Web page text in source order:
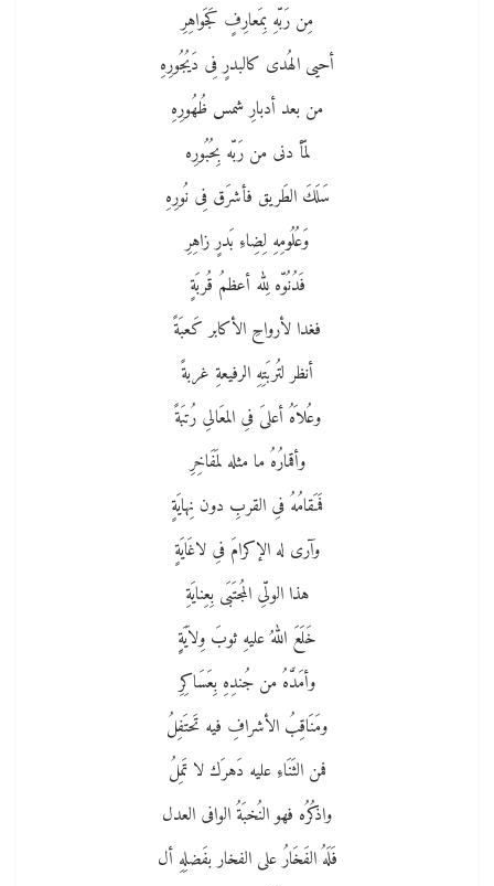
مِن رَبّهِ بِمَعارِفٍ كَجَواهِرِ
أحيى الهُدى كالبدرٍ فِى دَيُجُورِهِ
من بعد أدبارِ شمس ظُهُورِهِ
لمّأ دنى من رَبّه بِحُبُورِه
سَلَكَ الطَريق فأشرَق فِى نُورِهِ
وَعُلُومِهِ لِضِاءِ بَدرٍ زاهِرِ
فَدُنُوّه لِله أعظمُ قُربَةٍ
فغدا لأرواحِ الأكابر كَعبَةً
أنظر لتُربَتِهِ الرفيعةِ غربةً
وعُلاَهُ أعلىَ فىِ المعَالىِ رُتبَةً
وأقمارُهُ ما مثله لمَفَاخِرِ
فَمَقامُهُ فىِ القربِ دون نِهايَةٍ
وآرى له الإكرامَ فىِ لاغَايَةٍ
هذا الولّىِ المُجتَبَى بِعِنايَةِ
خَلَعَ اللهُ عليهِ ثوبَ وِلاَيَةٍِ
وأمَدَّهُ من جُندِهِ بِعَسَاكِرِ
ومَنَاقِبُ الأشرافِ فيه تَحتَفِلُ
فمن الثَنَاءِ عليه دَهرَك لا تَمِلُ
واذكُرُه فهو النُخبَةُ الوافى العدل
فَلَهُ الفَخَارُ على الفخار بفَضلِهِ أل